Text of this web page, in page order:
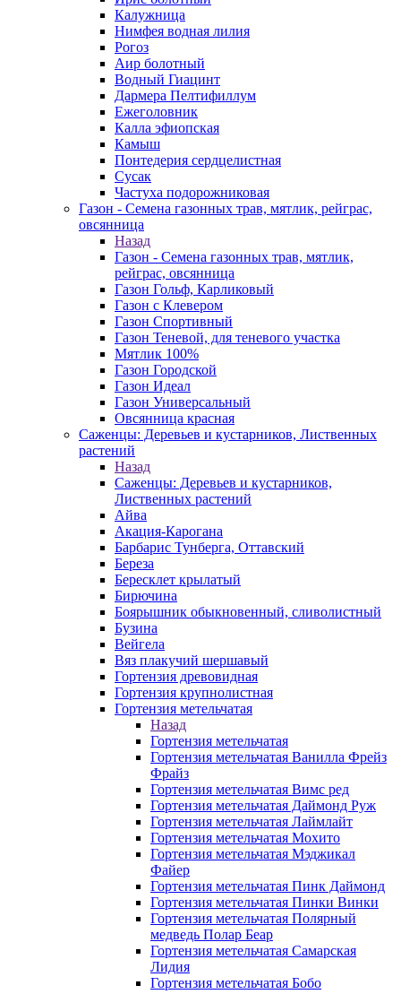
Калужница
Нимфея водная лилия
Рогоз
Аир болотный
Водный Гиацинт
Дармера Пелтифиллум
Ежеголовник
Калла эфиопская
Камыш
Понтедерия сердцелистная
Сусак
Частуха подорожниковая
Газон - Семена газонных трав, мятлик, рейграс,
овсянница
Назад
Газон - Семена газонных трав, мятлик,
рейграс, овсянница
Газон Гольф, Карликовый
Газон с Клевером
Газон Спортивный
Газон Теневой, для теневого участка
Мятлик 100%
Газон Городской
Газон Идеал
Газон Универсальный
Овсянница красная
Саженцы: Деревьев и кустарников, Лиственных
растений
Назад
Саженцы: Деревьев и кустарников,
Лиственных растений
Айва
Акация-Карогана
Барбарис Тунберга, Оттавский
Береза
Бересклет крылатый
Бирючина
Боярышник обыкновенный, сливолистный
Бузина
Вейгела
Вяз плакучий шершавый
Гортензия древовидная
Гортензия крупнолистная
Гортензия метельчатая
Назад
Гортензия метельчатая
Гортензия метельчатая Ванилла Фрейз
Фрайз
Гортензия метельчатая Вимс ред
Гортензия метельчатая Даймонд Руж
Гортензия метельчатая Лаймлайт
Гортензия метельчатая Мохито
Гортензия метельчатая Мэджикал
Файер
Гортензия метельчатая Пинк Даймонд
Гортензия метельчатая Пинки Винки
Гортензия метельчатая Полярный
медведь Полар Беар
Гортензия метельчатая Самарская
Лидия
Гортензия метельчатая Бобо